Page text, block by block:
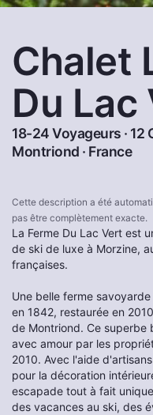
Chalet
Du Lac
18-24 Voyageurs · 12
Montriond · France
Cette description a été
pas être complètement exacte.
La Ferme Du Lac Vert est
de ski de luxe à Morzine,
françaises.
Une belle ferme
en 1842, restaurée en
de Montriond. Ce superbe
avec amour par les
2010. Avec l'aide
pour la décoration
escapade tout à fait
des vacances au ski, des